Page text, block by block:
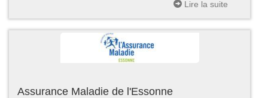
Lire la suite
Assurance Maladie de l'Essonne